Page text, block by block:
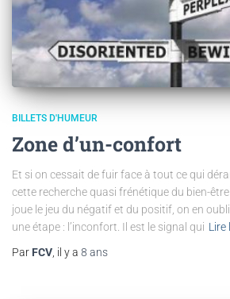
BILLETS D'HUMEUR
Zone d’un-confort
Et si on cessait de fuir face à tout ce qui
cette recherche quasi frénétique du bien-
joue le jeu du négatif et du positif, on en
une étape : l’inconfort. Il est le signal qui Lire
Par FCV , il y a 8 ans